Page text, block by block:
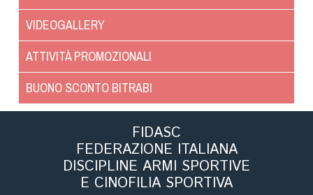
VIDEOGALLERY
ATTIVITÀ PROMOZIONALI
BUONO SCONTO BITRABI
FIDASC
FEDERAZIONE ITALIANA
DISCIPLINE ARMI SPORTIVE
E CINOFILIA SPORTIVA